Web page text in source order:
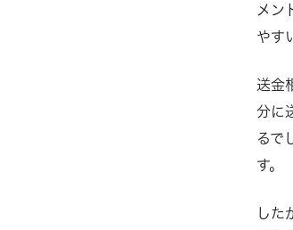
メン
やす
送金
分に
るで
す。
した